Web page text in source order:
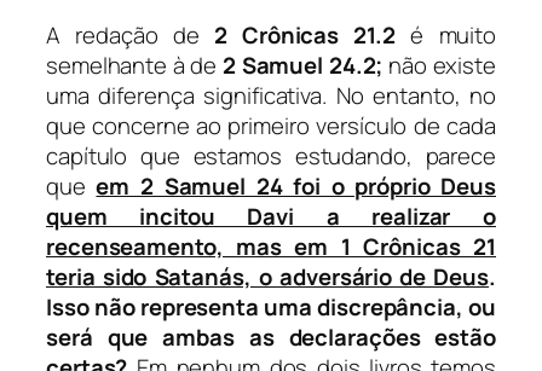
A redação de 2 Crônicas 21.2 é muito
semelhante à de 2 Samuel 24.2; não existe
uma diferença significativa. No entanto, no
que concerne ao primeiro versículo de cada
capítulo que estamos estudando, parece
queem 2 Samuel 24 foi o próprio Deus
quem incitou Davi a realizar o
recenseamento, mas em 1 Crônicas 21
teria sido Satanás, o adversário de Deus.
Isso não representa uma discrepância, ou
será que ambas as declarações estão